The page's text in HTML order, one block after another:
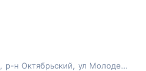
р-н Октябрьский ул Молодежная